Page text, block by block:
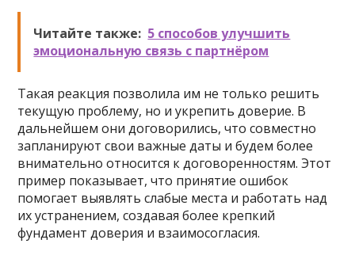
Читайте также: 5 способов улучшить
эмоциональную связь с партнёром
Такая реакция позволила им не только решить
текущую проблему, но и укрепить доверие. В
дальнейшем они договорились, что совместно
запланируют свои важные даты и будем более
внимательно относится к договоренностям. Этот
пример показывает, что принятие ошибок
помогает выявлять слабые места и работать над
их устранением, создавая более крепкий
фундамент доверия и взаимосогласия.